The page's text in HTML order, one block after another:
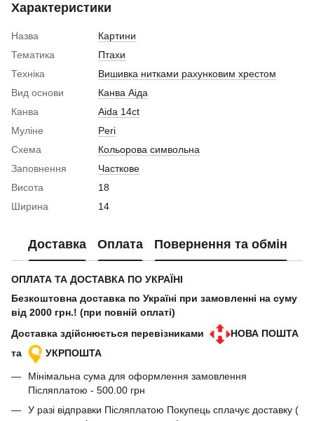
Характеристики
Назва
Картини
Тематика
Птахи
Техніка
Вишивка нитками рахунковим хрестом
Вид основи
Канва Аіда
Канва
Aida 14ct
Муліне
Peri
Схема
Кольорова символьна
Заповнення
Часткове
Висота
18
Ширина
14
Доставка Оплата Повернення та обмін
ОПЛАТА ТА ДОСТАВКА ПО УКРАЇНІ
Безкоштовна доставка по Україні при замовленні на суму
від 2000 грн.! (при повній оплаті)
Доставка здійснюється перевізниками
НОВА ПОШТА
та
УКРПОШТА
Мінімальна сума для оформлення замовлення
Післяплатою - 500.00 грн
У разі відправки Післяплатою Покупець сплачує доставку (